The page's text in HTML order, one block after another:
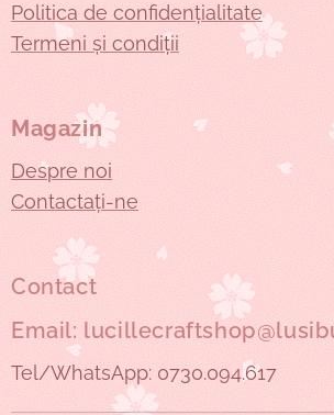
Politica de confidențialitate
Termeni și condiții
Magazin
Despre noi
Contactați-ne
Contact
Email:
Tel/WhatsApp: 0730.094.617